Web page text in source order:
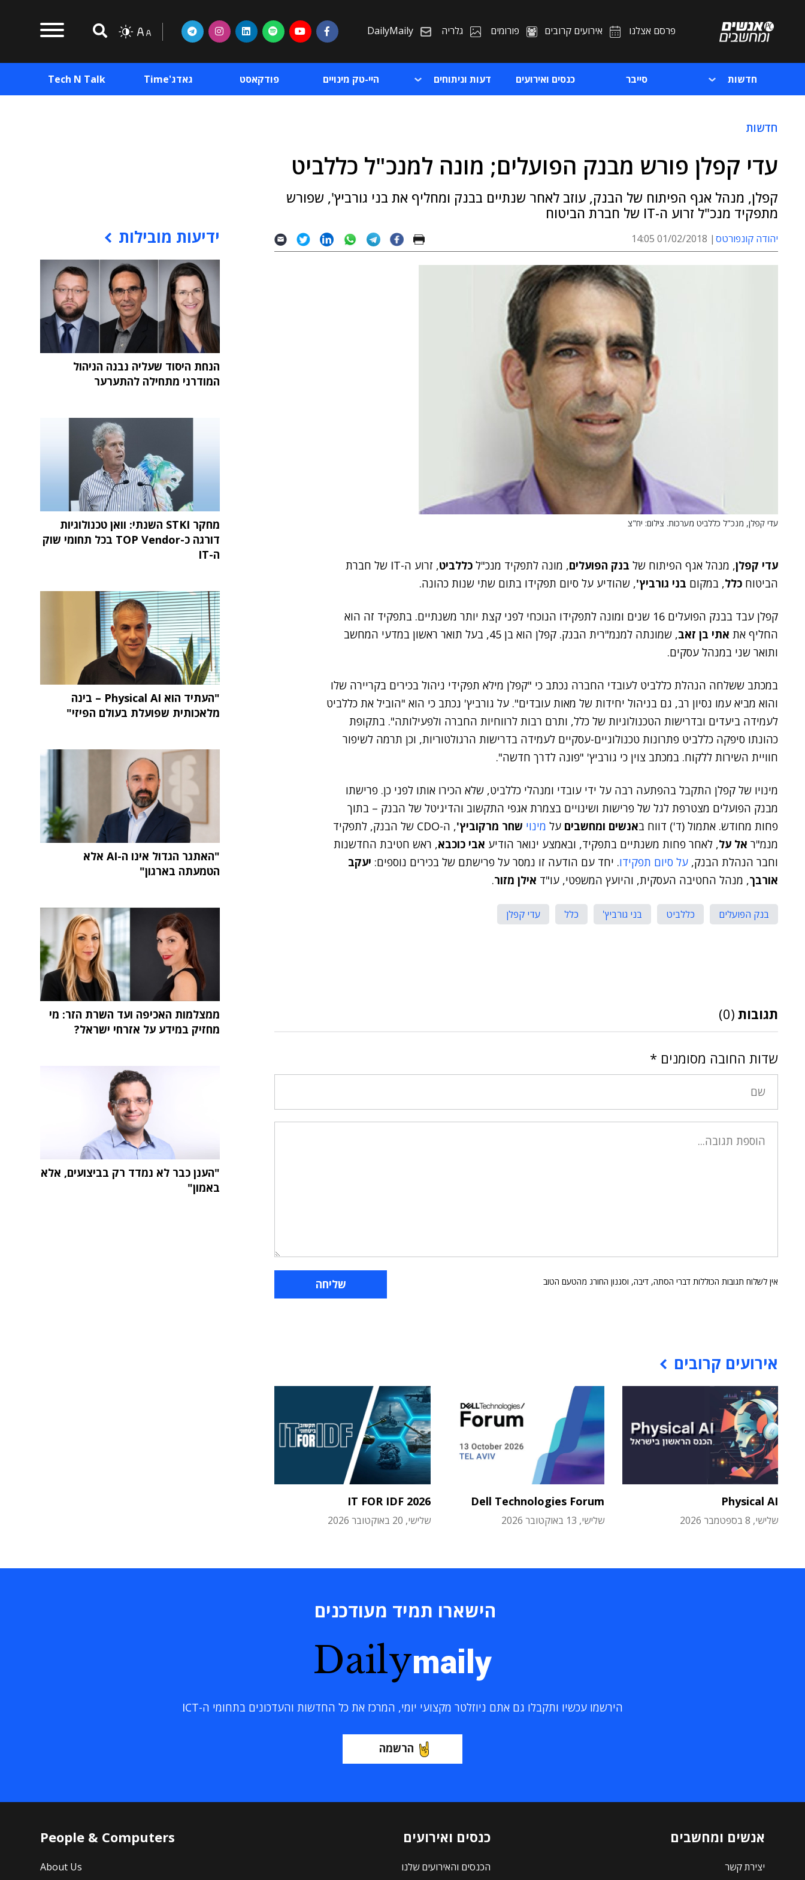
פרסם אצלנו אירועים קרובים פורומים גלריה DailyMaily
חדשות סייבר כנסים ואירועים דעות וניתוחים היי-טק מינויים פודקאסט גאדג'Time Tech N Talk
חדשות
עדי קפלן פורש מבנק הפועלים; מונה למנכ"ל כללביט
קפלן, מנהל אגף הפיתוח של הבנק, עוזב לאחר שנתיים בבנק ומחליף את בני גורביץ', שפורש
מתפקיד מנכ"ל זרוע ה-IT של חברת הביטוח
יהודה קונפורטס 01/02/2018 14:05
עדי קפלן, מנכ"ל כללביט מערכות. צילום: יח"צ
עדי קפלן, מנהל אגף הפיתוח של בנק הפועלים, מונה לתפקיד מנכ"ל כללביט
, זרוע ה-IT של חברת
הביטוח כלל, במקום בני גורביץ', שהודיע על סיום תפקידו בתום שתי שנות כהונה.
קפלן עבד בבנק הפועלים 16 שנים ומונה לתפקידו הנוכחי לפני קצת יותר משנתיים. בתפקיד זה הוא
החליף את אתי בן זאב
, שמונתה למנמ"רית הבנק. קפלן הוא בן 45, בעל תואר ראשון במדעי המחשב
ותואר שני במנהל עסקים.
במכתב ששלחה הנהלת כללביט לעובדי החברה נכתב כי "קפלן מילא תפקידי ניהול בכירים בקריירה שלו
והוא מביא עמו נסיון רב, גם בניהול יחידות של מאות עובדים". על גורביץ' נכתב כי הוא "הוביל את כללביט
לעמידה ביעדים ובדרישות הטכנולוגיות של כלל, ותרם רבות לרווחיות החברה ולפעילותה". בתקופת
כהונתו סיפקה כללביט פתרונות טכנולוגיים-עסקיים לעמידה בדרישות הרגולטוריות, וכן תרמה לשיפור
חוויית השירות ללקוח. במכתב צוין כי גורביץ' "פונה לדרך חדשה".
מינויו של קפלן התקבל בהפתעה רבה על ידי עובדי ומנהלי כללביט, שלא הכירו אותו לפני כן. פרישתו
מבנק הפועלים מצטרפת לגל של פרישות ושינויים בצמרת אגפי התקשוב והדיגיטל של הבנק – בתוך
פחות מחודש. אתמול (ד') דווח באנשים ומחשבים על מינוי שחר מרקוביץ'
, ה-CDO של הבנק, לתפקיד
מנמ"ר אל על, לאחר פחות משנתיים בתפקיד, ובאמצע ינואר הודיע אבי כוכבא, ראש חטיבת החדשנות
וחבר הנהלת הבנק, על סיום תפקידו. יחד עם הודעה זו נמסר על פרישתם של בכירים נוספים: יעקב
אורבך, מנהל החטיבה העסקית, והיועץ המשפטי, עו"ד אילן מזור.
בנק הפועלים כללביט בני גורביץ' כלל עדי קפלן
תגובות (0)
שדות החובה מסומנים *
אין לשלוח תגובות הכוללות דברי הסתה, דיבה, וסגנון החורג מהטעם הטוב
אירועים קרובים
Physical AI
שלישי, 8 בספטמבר 2026
Dell Technologies Forum
שלישי, 13 באוקטובר 2026
IT FOR IDF 2026
שלישי, 20 באוקטובר 2026
ידיעות מובילות
הנחת היסוד שעליה נבנה הניהול
המודרני מתחילה להתערער
מחקר STKI השנתי: וואן טכנולוגיות
דורגה כ-TOP Vendor בכל תחומי שוק
ה-IT
"העתיד הוא Physical AI – בינה
מלאכותית שפועלת בעולם הפיזי"
"האתגר הגדול אינו ה-AI אלא
הטמעתה בארגון"
ממצלמות האכיפה ועד השרת הזר: מי
מחזיק במידע על אזרחי ישראל?
"הענן כבר לא נמדד רק בביצועים, אלא
באמון"
הישארו תמיד מעודכנים
Dailymaily
הירשמו עכשיו ותקבלו גם אתם ניוזלטר מקצועי יומי, המרכז את כל החדשות והעדכונים בתחומי ה-ICT
הרשמה
אנשים ומחשבים
יצירת קשר
כנסים ואירועים
הכנסים והאירועים שלנו
People & Computers
About Us